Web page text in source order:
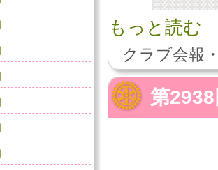
もっと読む
クラブ会報
第